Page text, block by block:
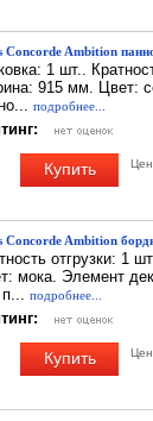
Concorde Ambition
1 шт..
915 мм. Цвет:
подробнее...
Купить
Concorde Ambition
отгрузки: 1
мока. Элемент
подробнее...
Купить